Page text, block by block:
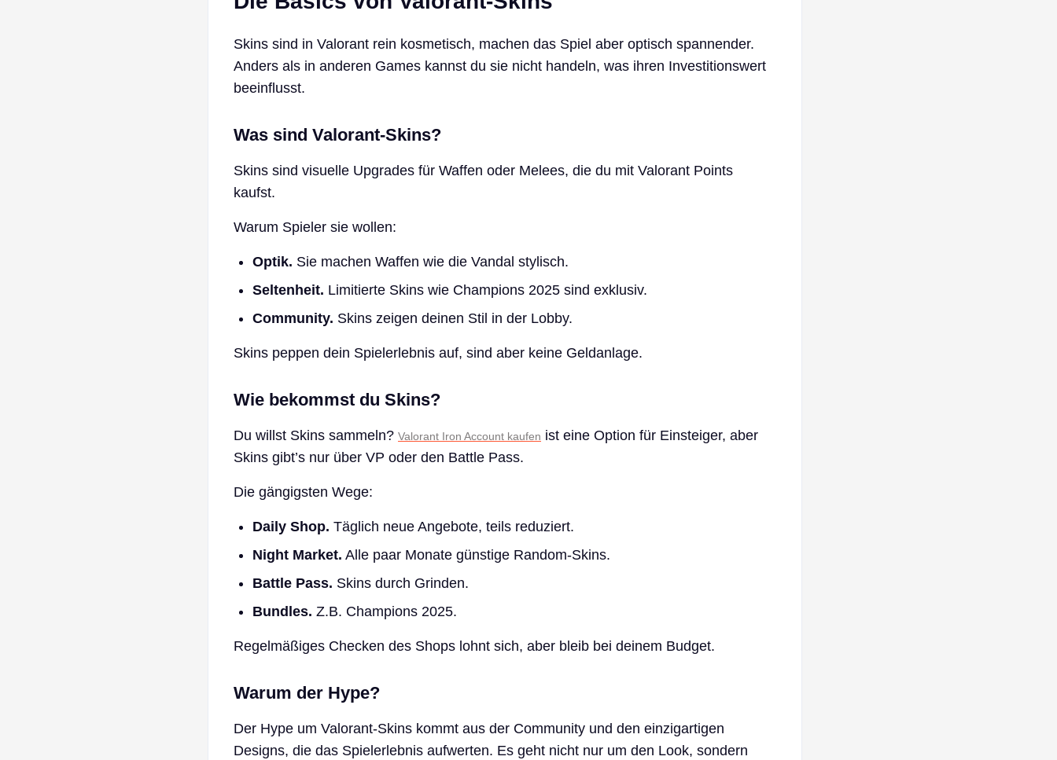
Skins sind in Valorant rein kosmetisch, machen das Spiel aber optisch spannender.
Anders als in anderen Games kannst du sie nicht handeln, was ihren Investitionswert
beeinflusst.
Was sind Valorant-Skins?
Skins sind visuelle Upgrades für Waffen oder Melees, die du mit Valorant Points
kaufst.
Warum Spieler sie wollen:
Optik. Sie machen Waffen wie die Vandal stylisch.
Seltenheit. Limitierte Skins wie Champions 2025 sind exklusiv.
Community. Skins zeigen deinen Stil in der Lobby.
Skins peppen dein Spielerlebnis auf, sind aber keine Geldanlage.
Wie bekommst du Skins?
Du willst Skins sammeln? Valorant Iron Account kaufen ist eine Option für Einsteiger, aber
Skins gibt’s nur über VP oder den Battle Pass.
Die gängigsten Wege:
Daily Shop. Täglich neue Angebote, teils reduziert.
Night Market. Alle paar Monate günstige Random-Skins.
Battle Pass. Skins durch Grinden.
Bundles. Z.B. Champions 2025.
Regelmäßiges Checken des Shops lohnt sich, aber bleib bei deinem Budget.
Warum der Hype?
Der Hype um Valorant-Skins kommt aus der Community und den einzigartigen
Designs, die das Spielerlebnis aufwerten. Es geht nicht nur um den Look, sondern